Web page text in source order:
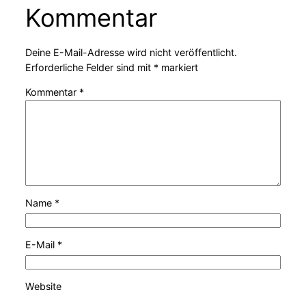
Kommentar
Deine E-Mail-Adresse wird nicht veröffentlicht.
Erforderliche Felder sind mit *markiert
Kommentar *
Name *
E-Mail *
Website